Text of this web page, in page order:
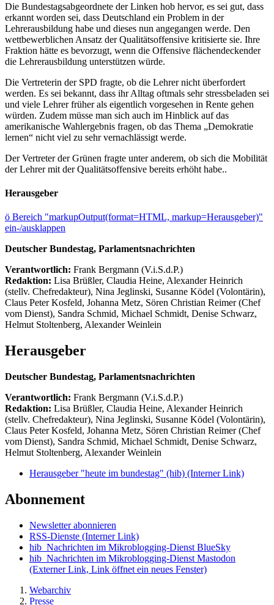
Die Bundestagsabgeordnete der Linken hob hervor, es sei gut, dass
erkannt worden sei, dass Deutschland ein Problem in der
Lehrerausbildung habe und dieses nun angegangen werde. Den
wettbewerblichen Ansatz der Qualitätsoffensive kritisierte sie. Ihre
Fraktion hätte es bevorzugt, wenn die Offensive flächendeckender
die Lehrerausbildung unterstützen würde.
Die Vertreterin der SPD fragte, ob die Lehrer nicht überfordert
werden. Es sei bekannt, dass ihr Alltag oftmals sehr stressbeladen sei
und viele Lehrer früher als eigentlich vorgesehen in Rente gehen
würden. Zudem müsse man sich auch im Hinblick auf das
amerikanische Wahlergebnis fragen, ob das Thema „Demokratie
lernen“ nicht viel zu sehr vernachlässigt werde.
Der Vertreter der Grünen fragte unter anderem, ob sich die Mobilität
der Lehrer mit der Qualitätsoffensive bereits erhöht habe..
Herausgeber
ö Bereich "markupOutput(format=HTML, markup=Herausgeber)"
ein-/ausklappen
Deutscher Bundestag, Parlamentsnachrichten
Verantwortlich: Frank Bergmann (V.i.S.d.P.)
Redaktion: Lisa Brüßler, Claudia Heine, Alexander Heinrich
(stellv. Chefredakteur), Nina Jeglinski, Susanne Ködel (Volontärin),
Claus Peter Kosfeld, Johanna Metz, Sören Christian Reimer (Chef
vom Dienst), Sandra Schmid, Michael Schmidt, Denise Schwarz,
Helmut Stoltenberg, Alexander Weinlein
Herausgeber
Deutscher Bundestag, Parlamentsnachrichten
Verantwortlich: Frank Bergmann (V.i.S.d.P.)
Redaktion: Lisa Brüßler, Claudia Heine, Alexander Heinrich
(stellv. Chefredakteur), Nina Jeglinski, Susanne Ködel (Volontärin),
Claus Peter Kosfeld, Johanna Metz, Sören Christian Reimer (Chef
vom Dienst), Sandra Schmid, Michael Schmidt, Denise Schwarz,
Helmut Stoltenberg, Alexander Weinlein
Herausgeber "heute im bundestag" (hib) (Interner Link)
Abonnement
Newsletter abonnieren
RSS-Dienste (Interner Link)
hib_Nachrichten im Mikroblogging-Dienst BlueSky
hib_Nachrichten im Mikroblogging-Dienst Mastodon
(Externer Link, Link öffnet ein neues Fenster)
Webarchiv
Presse